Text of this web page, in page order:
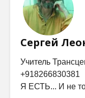
Сергей
Учитель
+918266830381
Я ЕСТЬ... И не